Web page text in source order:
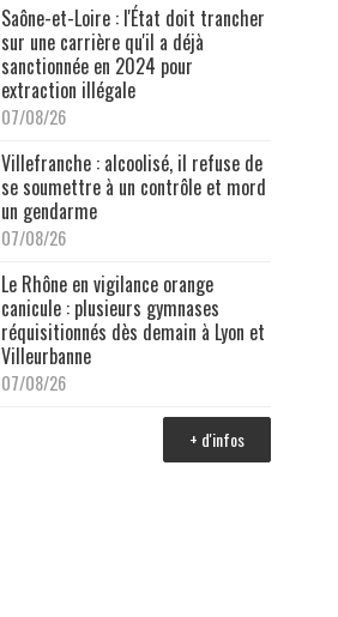
Saône-et-Loire : l'État doit trancher
sur une carrière qu'il a déjà
sanctionnée en 2024 pour
extraction illégale
07/08/26
Villefranche : alcoolisé, il refuse de
se soumettre à un contrôle et mord
un gendarme
07/08/26
Le Rhône en vigilance orange
canicule : plusieurs gymnases
réquisitionnés dès demain à Lyon et
Villeurbanne
07/08/26
+ d'infos